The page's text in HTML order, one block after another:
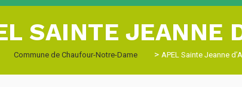
SAINTE JEANNE
Commune de Chaufour-Notre-Dame > APEL Sainte Jeanne